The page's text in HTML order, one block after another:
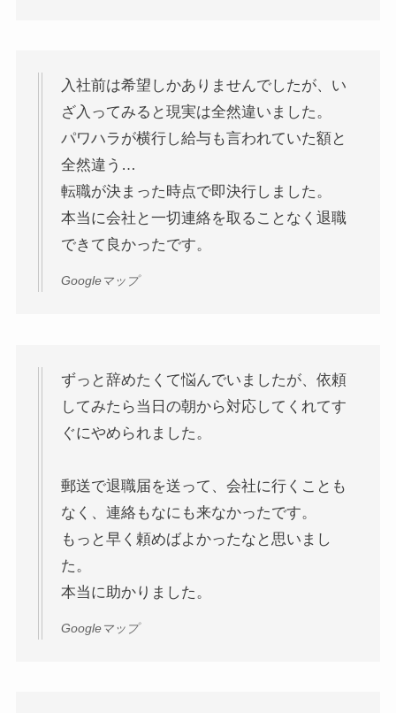
入社前は希望しかありませんでしたが、い
ざ入ってみると現実は全然違いました。
パワハラが横行し給与も言われていた額と
全然違う…
転職が決まった時点で即決行しました。
本当に会社と一切連絡を取ることなく退職
できて良かったです。
Googleマップ
ずっと辞めたくて悩んでいましたが、依頼
してみたら当日の朝から対応してくれてす
ぐにやめられました。
郵送で退職届を送って、会社に行くことも
なく、連絡もなにも来なかったです。
もっと早く頼めばよかったなと思いまし
た。
本当に助かりました。
Googleマップ